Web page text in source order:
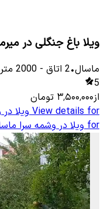
ویلا باغ جنگلی در
ماسال•
2 اتاق -
2000 متر
5
از۳٬۵۰۰٬۰۰۰ تومان
View details for ویلا
for ویلا در وشمه سرا